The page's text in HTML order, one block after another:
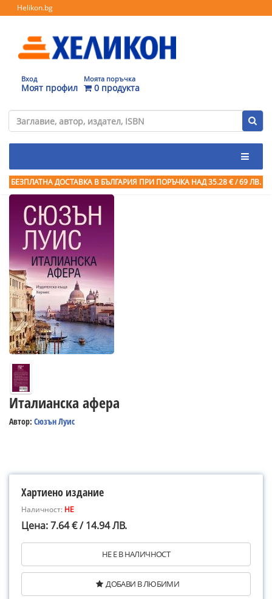
Helikon.bg
Вход
Моят профил
Моята поръчка
0 продукта
БЕЗПЛАТНА ДОСТАВКА В БЪЛГАРИЯ ПРИ ПОРЪЧКА НАД 35.28 € / 69 ЛВ.
Италианска афера
Автор: Сюзън Луис
Хартиено издание
Наличност: НЕ
Цена: 7.64 € / 14.94 ЛВ.
НЕ Е В НАЛИЧНОСТ
ДОБАВИ В ЛЮБИМИ